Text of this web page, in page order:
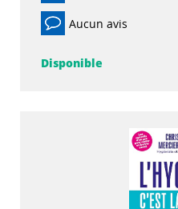
Aucun avis
Disponible